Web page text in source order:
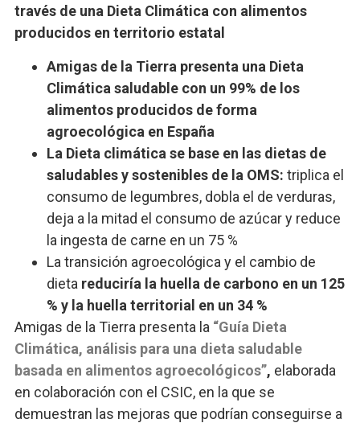
través de una Dieta Climática con alimentos
producidos en territorio estatal
Amigas de la Tierra presenta una Dieta
Climática saludable con un 99% de los
alimentos producidos de forma
agroecológica en España
La Dieta climática se base en las dietas de
saludables y sostenibles de la OMS: triplica el
consumo de legumbres, dobla el de verduras,
deja a la mitad el consumo de azúcar y reduce
la ingesta de carne en un 75 %
La transición agroecológica y el cambio de
dieta reduciría la huella de carbono en un 125
% y la huella territorial en un 34 %
Amigas de la Tierra presenta la “Guía Dieta
Climática, análisis para una dieta saludable
basada en alimentos agroecológicos”, elaborada
en colaboración con el CSIC, en la que se
demuestran las mejoras que podrían conseguirse a